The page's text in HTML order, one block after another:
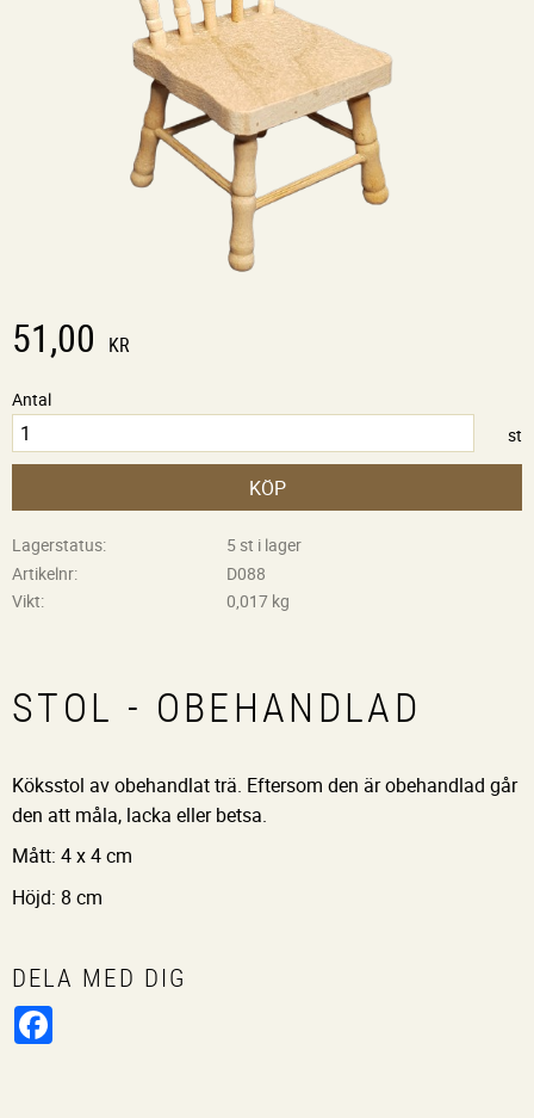
51,00 KR
Antal
st
KÖP
Lagerstatus
5 st i lager
Artikelnr
D088
Vikt
0,017 kg
STOL - OBEHANDLAD
Köksstol av obehandlat trä. Eftersom den är obehandlad går
den att måla, lacka eller betsa.
Mått: 4 x 4 cm
Höjd: 8 cm
DELA MED DIG